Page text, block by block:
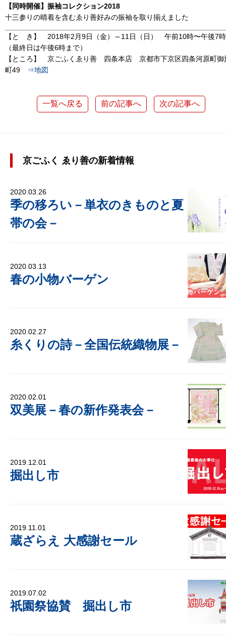
【同時開催】振袖コレクション2018
十三参りの晴着を含むゑり善好みの振袖を取り揃えました
【と き】 2018年2月9日（金）～11日（日） 午前10時〜午後7時
（最終日は午後6時まで）
【ところ】 京ごふくゑり善 四条本店 京都市下京区四条河原町御
町49
⇒地図
一覧へ戻る 前の記事へ 次の記事へ
京ごふく ゑり善の新着情報
2020.03.26
季の移ろい－単衣のきものと夏
帯の会－
2020.03.13
春の小物バーゲン
2020.02.27
糸くりの詩－全国伝統織物展－
2020.02.01
双美展－春の新作発表会－
2019.12.01
掘出し市
2019.11.01
蔵ざらえ 大感謝セール
2019.07.02
祇園祭協賛 掘出し市